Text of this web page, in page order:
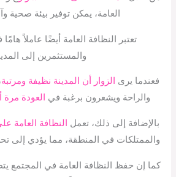
العامة، يمكن توفير بيئة صحية
تعتبر النظافة العامة أيضًا عاملاً
والمستثمرين إلى
فعندما يرى الزوار أن المدينة نظيفة ومرتبة
والراحة ويشعرون برغبة في العودة مرة
بالإضافة إلى ذلك، تعمل النظافة العامة
والممتلكات في المنطقة، مما يؤدي إلى
كما إن حفظ النظافة العامة في المجتمع